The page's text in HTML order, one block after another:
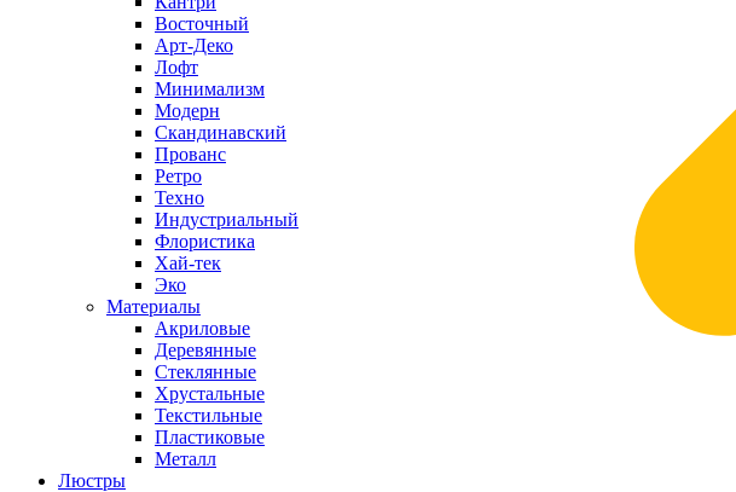
Восточный
Арт-Деко
Лофт
Минимализм
Модерн
Скандинавский
Прованс
Ретро
Техно
Индустриальный
Флористика
Хай-тек
Эко
Материалы
Акриловые
Деревянные
Стеклянные
Хрустальные
Текстильные
Пластиковые
Металл
Люстры